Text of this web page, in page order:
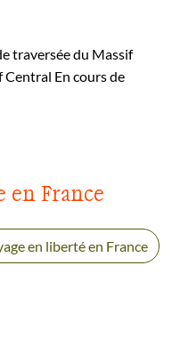
traversée du Massif
Central En cours de
en France
en liberté en France